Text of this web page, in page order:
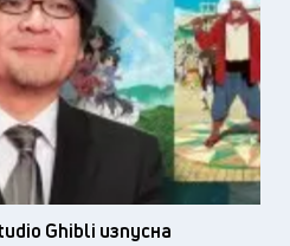
Ghibli изпусна